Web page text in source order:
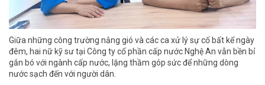
Giữa những công trường nắng gió và các ca xử lý sự cố bất kể ngày
đêm, hai nữ kỹ sư tại Công ty cổ phần cấp nước Nghệ An vẫn bền bỉ
gắn bó với ngành cấp nước, lặng thầm góp sức để những dòng
nước sạch đến với người dân.